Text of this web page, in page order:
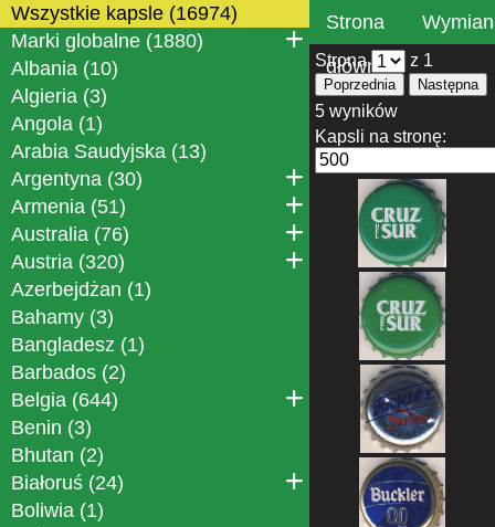
Wszystkie kapsle (16974)
Marki globalne (1880)
Albania (10)
Algieria (3)
Angola (1)
Arabia Saudyjska (13)
Argentyna (30)
Armenia (51)
Australia (76)
Austria (320)
Azerbejdżan (1)
Bahamy (3)
Bangladesz (1)
Barbados (2)
Belgia (644)
Benin (3)
Bhutan (2)
Białoruś (24)
Boliwia (1)
Strona
główna
Strona z 1
Poprzednia Następna
5 wyników
Kapsli na stronę: